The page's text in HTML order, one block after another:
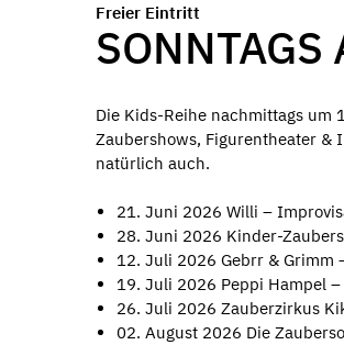
Freier Eintritt
SONNTAGS
Die Kids-Reihe nachmittags um
Zaubershows, Figurentheater &
natürlich auch.
21. Juni 2026 Willi –
28. Juni 2026 Kinder-
12. Juli 2026 Gebrr & Grimm
19. Juli 2026 Peppi Hampel
26. Juli 2026 Zauberzirkus
02. August 2026 Die